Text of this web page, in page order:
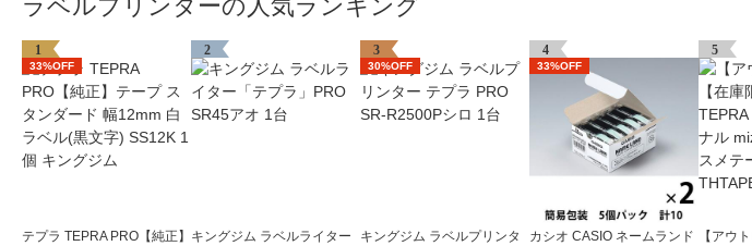
ラベルプリンターの人気ランキング
1
33%OFF
テプラ TEPRA PRO【純正】
2
キングジム ラベルライター
3
30%OFF
キングジム ラベルプリンタ
4
33%OFF
カシオ CASIO ネームランド
5
【アウ